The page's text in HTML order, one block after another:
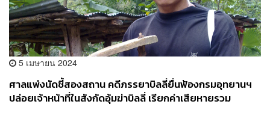
5 เมษายน 2024
ศาลแพ่งนัดชี้สองสถาน คดีภรรยาบิลลี่ยื่นฟ้องกรมอุทยานฯ
ปล่อยเจ้าหน้าที่ในสังกัดอุ้มฆ่าบิลลี่ เรียกค่าเสียหายรวม